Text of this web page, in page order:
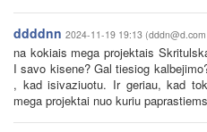
ddddnn 2024-11-19 19:13
na kokiais mega projektais
I savo kisene? Gal tiesiog
, kad isivaziuotu. Ir geriau, kad
mega projektai nuo kuriu